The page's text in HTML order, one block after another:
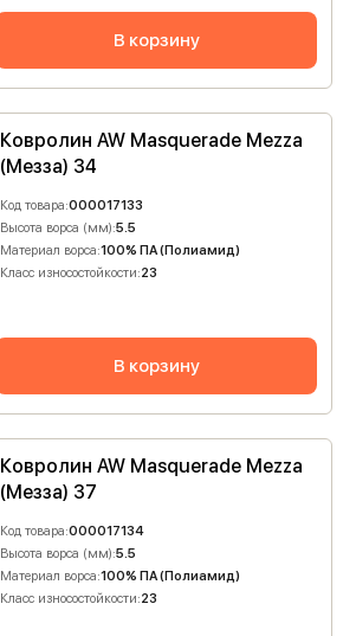
В корзину
Ковролин AW Masquerade Mezza
(Мезза) 34
Код товара:000017133
Высота ворса (мм):5.5
Материал ворса:100% ПА (Полиамид)
Класс износостойкости:23
В корзину
Ковролин AW Masquerade Mezza
(Мезза) 37
Код товара:000017134
Высота ворса (мм):5.5
Материал ворса:100% ПА (Полиамид)
Класс износостойкости:23